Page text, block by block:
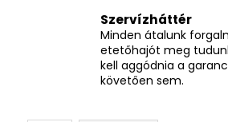
Szervízháttér
Minden átalunk
etetőhajót meg
kell aggódnia a
követően sem.